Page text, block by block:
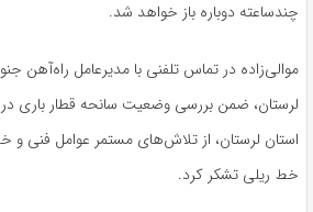
چندساعته دوباره باز خواهد شد.
موالی‌زاده در تماس تلفنی با مدیرعامل راه‌آهن
لرستان، ضمن بررسی وضعیت سانحه قطار باری
استان لرستان، از تلاش‌های مستمر عوامل فنی و
خط ریلی تشکر کرد.